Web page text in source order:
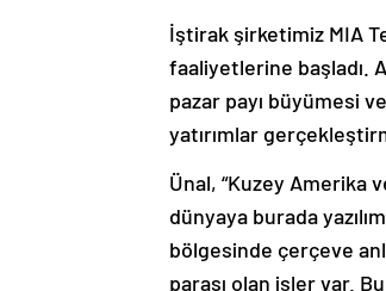
İştirak şirketimiz MIA
faaliyetlerine başladı.
pazar payı büyümesi
yatırımlar
Ünal, “Kuzey Amerika
dünyaya burada
bölgesinde çerçeve
parası olan işler var.